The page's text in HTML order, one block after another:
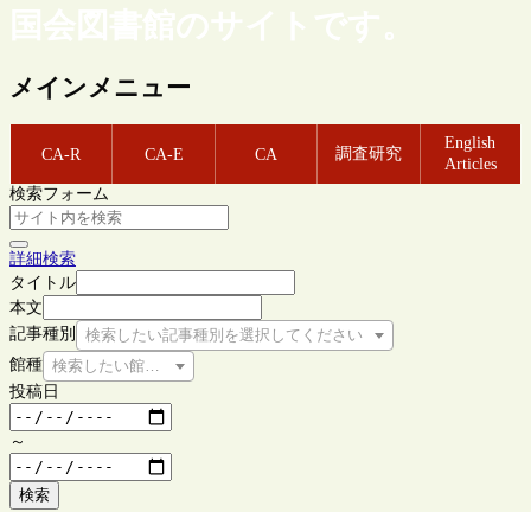
国会図書館のサイトです。
メインメニュー
CA-R CA-E CA 調査研究
English
Articles
検索フォーム
詳細検索
タイトル
本文
記事種別
検索したい記事種別を選択してください
館種 検索したい館種を選択してください
投稿日
～
検索